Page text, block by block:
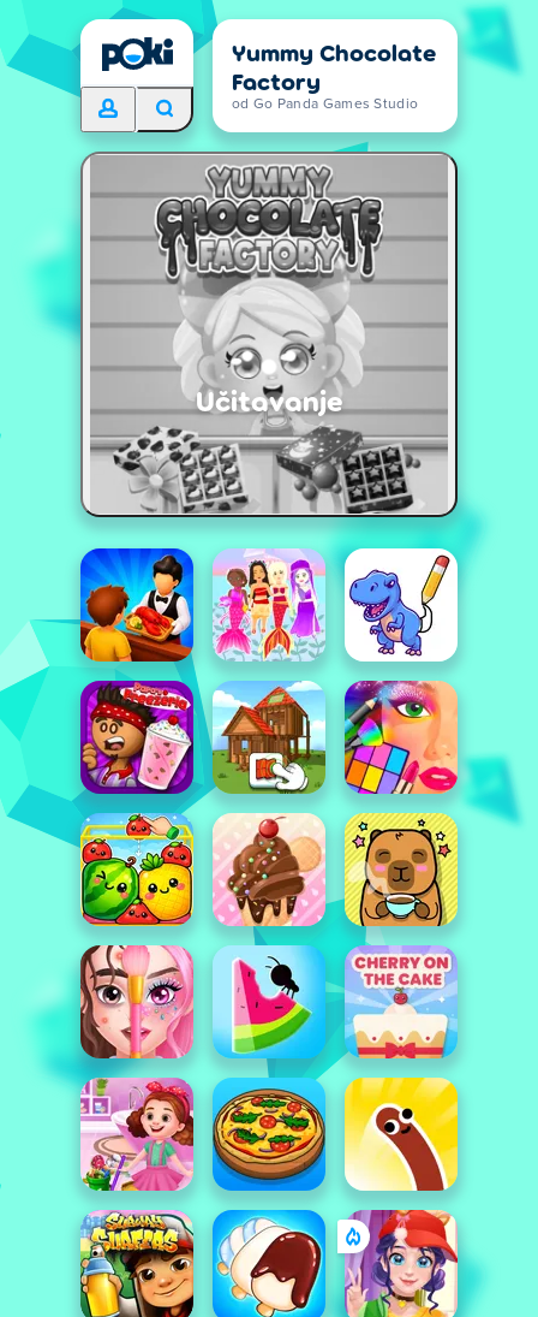
Yummy Chocolate
Factory
od Go Panda Games Studio
Učitavanje